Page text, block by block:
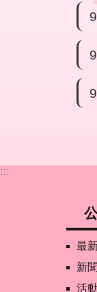
:::
最
新
活